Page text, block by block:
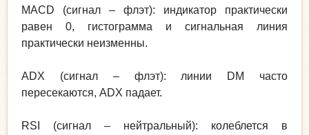
MACD (сигнал – флэт): индикатор практически
равен 0, гистограмма и сигнальная линия
практически неизменны.
ADX (сигнал – флэт): линии DM часто
пересекаются, ADX падает.
RSI (сигнал – нейтральный): колеблется в